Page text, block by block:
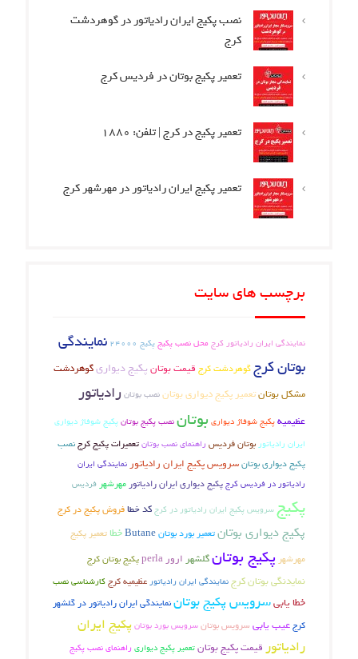
نصب پکیج ایران رادیاتور در گوهردشت
کرج
تعمیر پکیج بوتان در فردیس کرج
تعمیر پکیج در کرج | تلفن: 1880
تعمیر پکیج ایران رادیاتور در مهرشهر کرج
برچسب های سایت
نمایندگی ایران رادیاتور کرج محل نصب پکیج پکیج 24000
نمایندگی
بوتان کرجگوهردشت کرج قیمت بوتان پکیج دیواریگوهردشت
مشکل بوتانتعمیر پکیج دیواری بوتاننصب بوتان رادیاتور
عظیمیهپکیج شوفاژ دیواری بوتاننصب پکیج بوتانپکیج شوفاژ دیواری
ایران رادیاتوربوتان فردیس راهنمای نصب بوتانتعمیرات پکیج کرجنصب
پکیج دیواری بوتانسرویس پکیج ایران رادیاتورنمایندگی ایران
رادیاتور در فردیس کرجپکیج دیواری ایران رادیاتور مهرشهر فردیس
پکیجسرویس پکیج ایران رادیاتور در کرجکد خطافروش پکیج در کرج
پکیج دیواری بوتانتعمیر بورد بوتانButaneخطا تعمیر پکیج
مهرشهر پکیج بوتانگلشهر ارور perla پکیج بوتان کرج
نمایدنگی بوتان کرجنمایندگی ایران رادیاتورعظیمیه کرجکارشناسی نصب
خطا یابیسرویس پکیج بوتاننمایندگی ایران رادیاتور در گلشهر
کرجعیب یابی سرویس بوتان سرویس بورد بوتان پکیج ایران
رادیاتور قیمت پکیج بوتانتعمیر پکیج دیواری راهنمای نصب پکیج